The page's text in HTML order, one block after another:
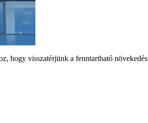
hogy visszatérjünk a fenntartható